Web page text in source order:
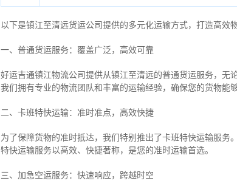
以下是镇江至清远货运公司提供的多元化运输方式，打造高效
一、普通货运服务：覆盖广泛，高效可靠
好运吉通镇江物流公司提供从镇江至清远的普通货运服务，无
我们拥有专业的物流团队和丰富的运输经验，确保您的货物能
二、卡班特快运输：准时准点，高效快捷
为了保障货物的准时抵达，我们特别推出了卡班特快运输服
特快运输服务以高效、快捷著称，是您的准时运输首选。
三、加急空运服务：快速响应，跨越时空